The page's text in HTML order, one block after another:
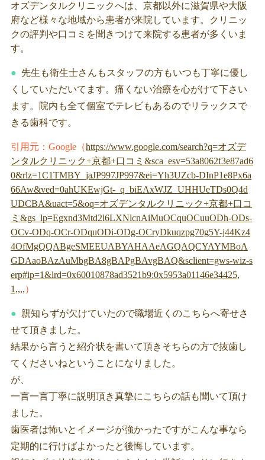
オズデンタルクリニックへは、京都以外に滋賀県や大阪
府など様々な地域から患者が来院しています。クリニッ
クの評判や口コミを聞きつけて来院する患者が多くいま
す。
先生も衛生士さんもスタッフの方もいつも丁寧に優し
くしていただいてます。痛くない治療を心がけて下さい
ます。院内も全て個室でテレビもあるのでリラックスで
きる歯科です。
引用元：Google（https://www.google.com/search?q=オズデ
ンタルクリニック+京都+口コミ&sca_esv=53a8062f3e87ad6
0&rlz=1C1TMBY_jaJP997JP997&ei=Yh3UZcb-DInP1e8Px6a
66Aw&ved=0ahUKEwjGt-_q_biEAxWJZ_UHHUeTDs0Q4d
UDCBA&uact=5&oq=オズデンタルクリニック+京都+口コ
ミ&gs_lp=Egxnd3Mtd2l6LXNlcnAiMuOCquOCuuODh-ODs-
OCv-ODq-OCr-ODquODi-ODg-OCryDkuqzpg70g5Y-j44Kz4
4OfMgQQABgeSMEEUABYAHAAeAGQAQCYAYMBoA
GDAaoBAzAuMbgBA8gBAPgBAvgBAQ&sclient=gws-wiz-s
erp#ip=1&lrd=0x60010878ad3521b9:0x5953a01146e34425,
1,,,,）
親知らずが欠けていたので職場近くのこちらへ寄せさ
せて頂きました。
結果から言うと紹介状を書いて頂きそちらの方で抜歯し
てくださいねということになりました。
が、
一言一言丁寧に説明頂き真摯にこちらの話も聞いて頂け
ました。
歯医者は怖いとイメージが強かったですがこんな事なら
定期的に行けばよかったと後悔しています。